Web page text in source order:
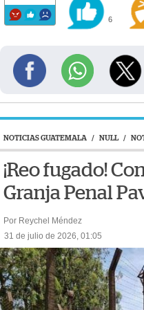
6
NOTICIAS GUATEMALA / NULL /
¡Reo fugado!
Granja Penal
Por Reychel Méndez
31 de julio de 2026, 01:05